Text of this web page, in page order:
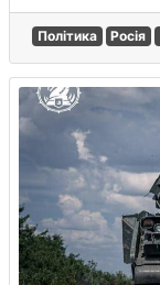
Політика Росія